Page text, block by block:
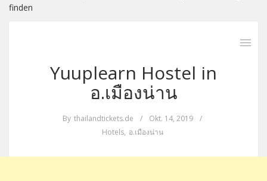
finden
Yuuplearn Hostel in
อ.เมืองน่าน
By thailandtickets.de / Okt. 14, 2019
/
Hotels, อ.เมืองน่าน